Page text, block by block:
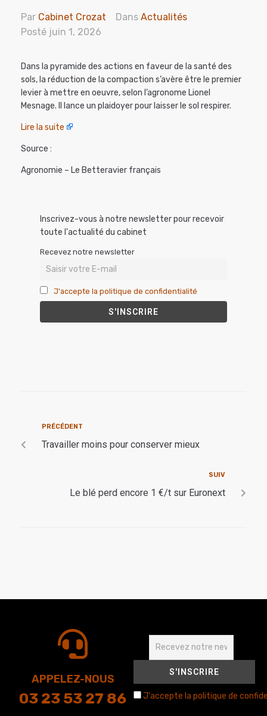
Par Cabinet Crozat Dans Actualités
Posté juin 1, 2026
Dans la pyramide des actions en faveur de la santé des
sols, la réduction de la compaction s’avère être le premier
levier à mettre en oeuvre, selon l’agronome Lionel
Mesnage. Il lance un plaidoyer pour laisser le sol respirer.
Lire la suite
Source :
Agronomie – Le Betteravier français
Inscrivez-vous à notre newsletter pour recevoir
toute l'actualité du cabinet
Recevez notre newsletter
J'accepte la politique de confidentialité
PRÉCÉDENT
Travailler moins pour conserver mieux
SUIV
Le blé perd encore 1 €/t sur Euronext
APPELEZ-NOUS
03 23 53 27 86 J'accepte la politique de